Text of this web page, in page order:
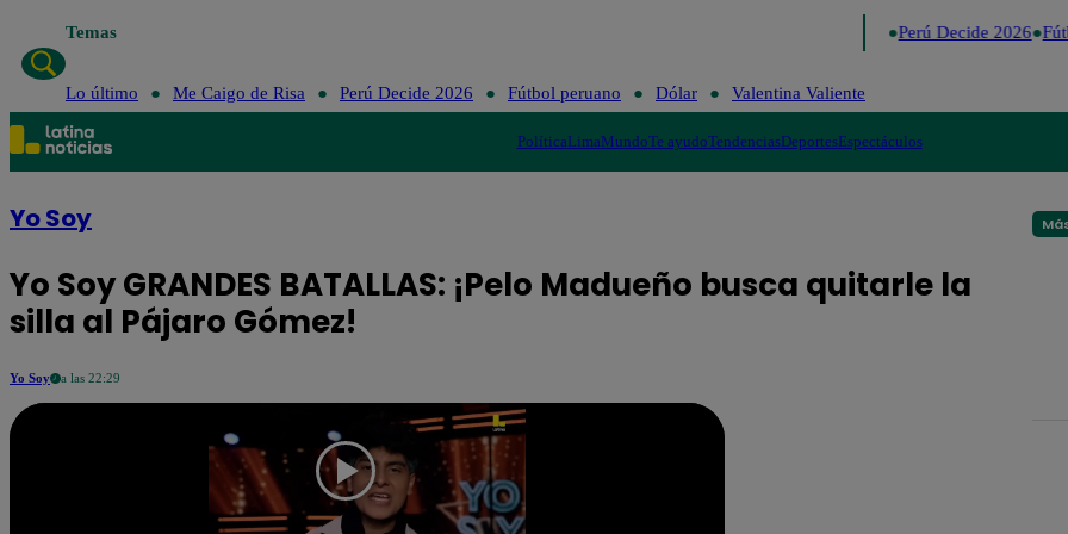
Temas Perú Decide 2026
Lo último Me Caigo de Risa Perú Decide 2026 Fútbol peruano Dólar Valentina Valiente
PolíticaLimaMundoTe ayudoTendenciasDeportesEspectáculos
Yo Soy
Yo Soy GRANDES BATALLAS: ¡Pelo Madueño busca quitarle la
silla al Pájaro Gómez!
Yo Soy a las 22:29